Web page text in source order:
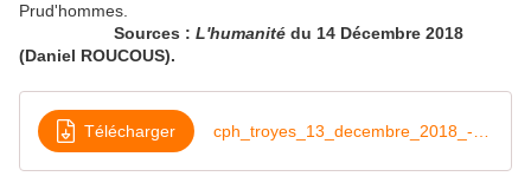
Prud'hommes.
Sources : L'humanité du 14 Décembre 2018
(Daniel ROUCOUS).
Télécharger